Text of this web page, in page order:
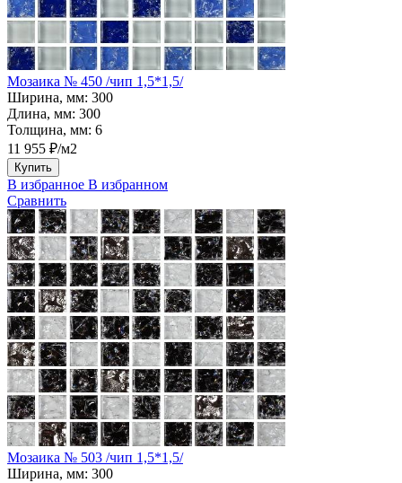
Мозаика № 450 /чип 1,5*1,5/
Ширина, мм: 300
Длина, мм: 300
Толщина, мм: 6
11 955 ₽/м2
Купить
В избранное В избранном
Сравнить
Мозаика № 503 /чип 1,5*1,5/
Ширина, мм: 300